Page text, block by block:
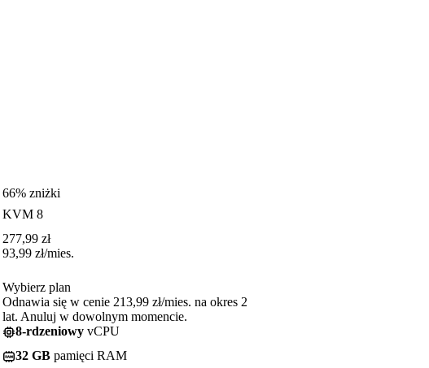
66% zniżki
KVM 8
277,99 zł
93,99 zł/mies.
Wybierz plan
Odnawia się w cenie 213,99 zł/mies. na okres 2
lat. Anuluj w dowolnym momencie.
8-rdzeniowy vCPU
32 GB pamięci RAM